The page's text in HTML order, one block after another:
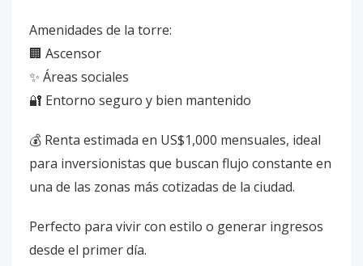
Amenidades de la torre:
🏢 Ascensor
✨ Áreas sociales
🔐 Entorno seguro y bien mantenido
💰 Renta estimada en US$1,000 mensuales, ideal
para inversionistas que buscan flujo constante en
una de las zonas más cotizadas de la ciudad.
Perfecto para vivir con estilo o generar ingresos
desde el primer día.